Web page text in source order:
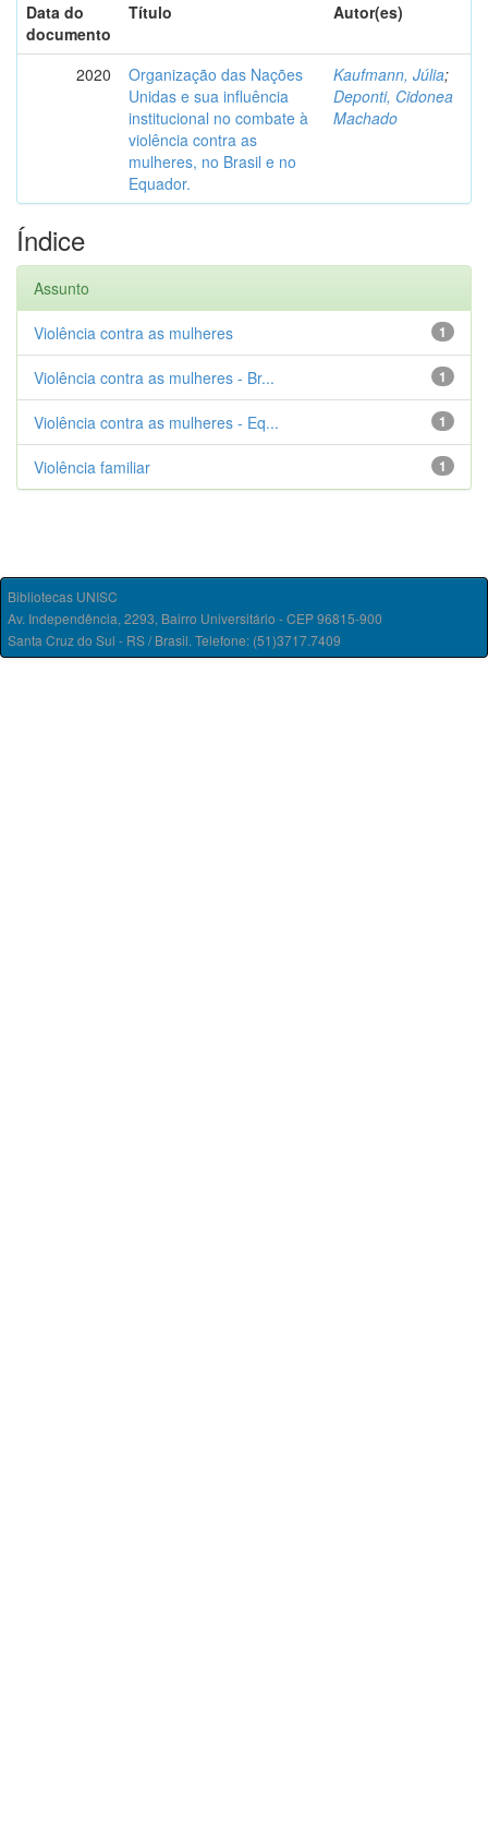
Data do
documento
Título Autor(es)
2020
Organização das Nações
Unidas e sua influência
institucional no combate à
violência contra as
mulheres, no Brasil e no
Equador.
Kaufmann, Júlia;
Deponti, Cidonea
Machado
Índice
Assunto
1
Violência contra as mulheres
1
Violência contra as mulheres - Br...
1
Violência contra as mulheres - Eq...
1
Violência familiar
Bibliotecas UNISC
Av. Independência, 2293, Bairro Universitário - CEP 96815-900
Santa Cruz do Sul - RS / Brasil. Telefone: (51)3717.7409